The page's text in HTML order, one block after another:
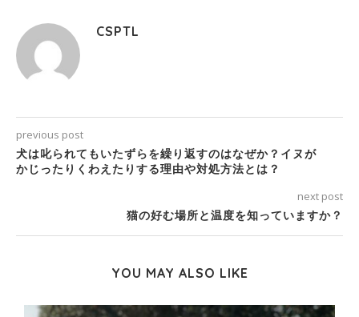
CSPTL
previous post
犬は叱られてもいたずらを繰り返すのはなぜか？イヌが
かじったりくわえたりする理由や対処方法とは？
next post
猫の好む場所と温度を知っていますか？
YOU MAY ALSO LIKE